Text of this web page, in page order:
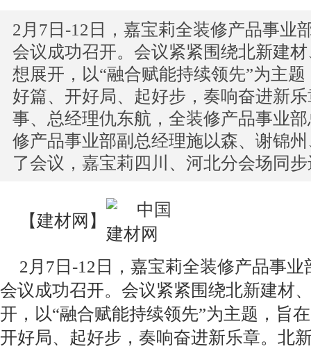
2月7日-12日，嘉宝莉全装修产品事业
会议成功召开。会议紧紧围绕北新建
想展开，以“融合赋能持续领先”为主
好篇、开好局、起好步，奏响奋进新
事、总经理仇东航，全装修产品事业
修产品事业部副总经理施以森、谢锦
了会议，嘉宝莉四川、河北分会场同步
【建材网 】
2月7日-12日，嘉宝莉全装修产品事
会议成功召开。会议紧紧围绕北新建材
开，以“融合赋能持续领先”为主题，旨
开好局、起好步，奏响奋进新乐章。北